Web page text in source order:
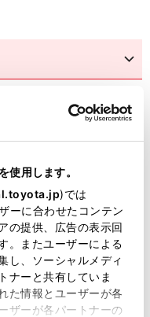
用します。
)では
ーに合わせたコンテン
の提供、広告の表示回
。またユーザーによる
し、ソーシャルメディ
ナーと共有していま
た情報とユーザーが各
ザーが各パートナーの